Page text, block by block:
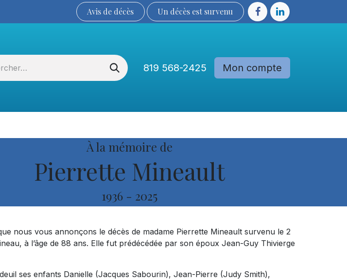
Avis de décès Un décès est sur​​​​​​​​ve​nu​​​​​​​​​​
819 568-2425 Mon compte
À la mémoire de
Pierrette Mineault
1936 - 2025
nous vous annonçons le décès de madame Pierrette Mineault survenu le 2
à l’âge de 88 ans. Elle fut prédécédée par son époux Jean-Guy Thivierge
ses enfants Danielle (Jacques Sabourin), Jean-Pierre (Judy Smith),